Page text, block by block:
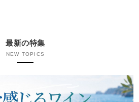
最新の特集
NEW TOPICS